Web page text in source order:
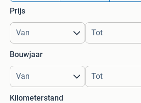
Prijs
Bouwjaar
Kilometerstand